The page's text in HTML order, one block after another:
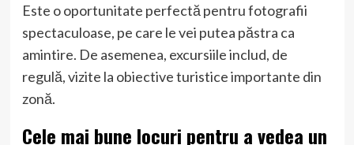
Este o oportunitate perfectă pentru fotografii
spectaculoase, pe care le vei putea păstra ca
amintire. De asemenea, excursiile includ, de
regulă, vizite la obiective turistice importante din
zonă.
Cele mai bune locuri pentru a vedea un